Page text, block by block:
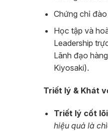
Chứng chỉ
Học tập và
Leadership
Lãnh đạo
Kiyosaki).
Triết lý & Khát
Triết lý cốt
hiệu quả là